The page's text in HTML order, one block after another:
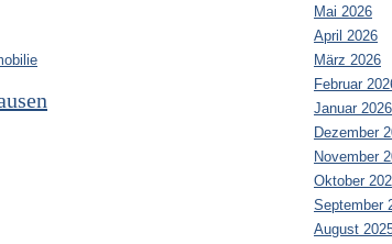
Mai 2026
April 2026
März 2026
Februar
Januar 2026
Dezember
November
Oktober
September
August